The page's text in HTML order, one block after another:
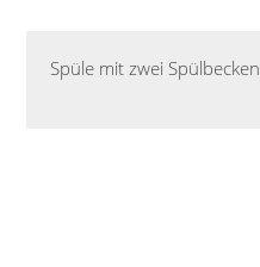
Spüle mit zwei Spülbecken